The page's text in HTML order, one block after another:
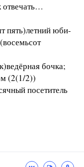
отвечать…
пять)летний юби-
бочка;
(2(1/2))
посетитель